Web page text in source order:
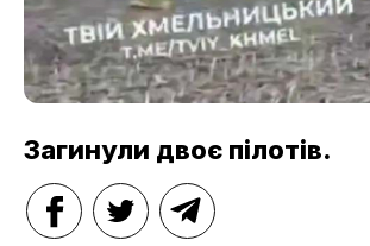
Загинули двоє пілотів.